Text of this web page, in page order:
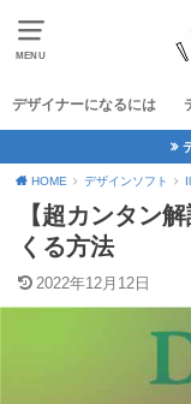
MENU
デザイナーになるには
HOME デザインソフト
【超カンタン
くる方法
2022年12月12日